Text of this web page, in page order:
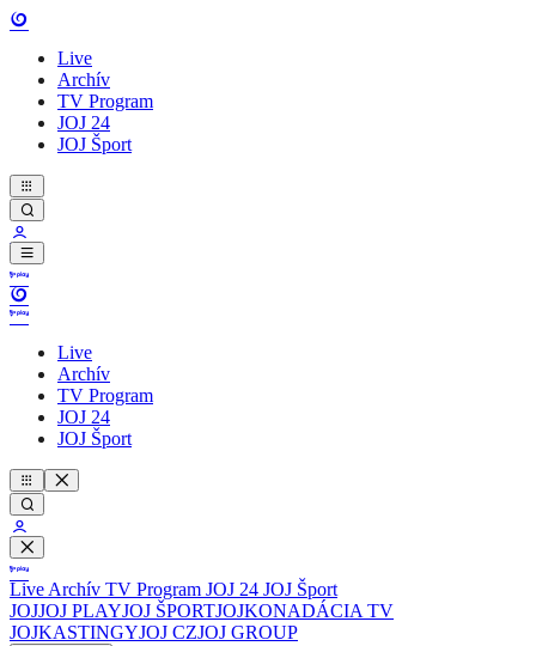
Live
Archív
TV Program
JOJ 24
JOJ Šport
Live
Archív
TV Program
JOJ 24
JOJ Šport
Live Archív TV Program JOJ 24 JOJ Šport
JOJJOJ PLAYJOJ ŠPORTJOJKONADÁCIA TV
JOJKASTINGYJOJ CZJOJ GROUP